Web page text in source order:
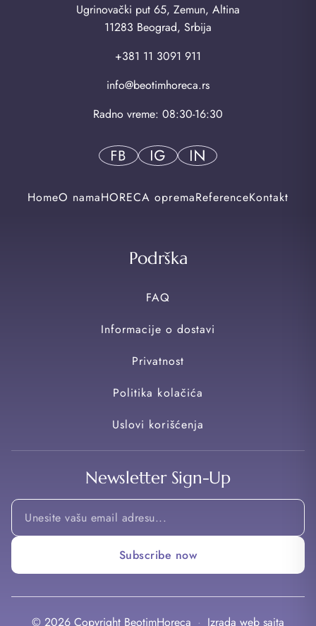
Ugrinovački put 65, Zemun, Altina
11283 Beograd, Srbija
+381 11 3091 911
info@beotimhoreca.rs
Radno vreme: 08:30-16:30
HomeO namaHORECA opremaReferenceKontakt
Podrška
FAQ
Informacije o dostavi
Privatnost
Politika kolačića
Uslovi korišćenja
Newsletter Sign-Up
Email
*
Subscribe now
© 2026 Copyright BeotimHoreca · Izrada web sajta